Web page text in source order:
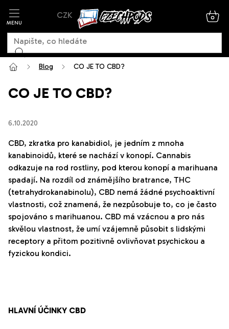
CZK
Blog CO JE TO CBD?
CO JE TO CBD?
6.10.2020
CBD, zkratka pro kanabidiol, je jedním z mnoha
kanabinoidů, které se nachází v konopí. Cannabis
odkazuje na rod rostliny, pod kterou konopí a marihuana
spadají. Na rozdíl od známějšího bratrance, THC
(tetrahydrokanabinolu), CBD nemá žádné psychoaktivní
vlastnosti, což znamená, že nezpůsobuje to, co je často
spojováno s marihuanou. CBD má vzácnou a pro nás
skvělou vlastnost, že umí vzájemně působit s lidskými
receptory a přitom pozitivně ovlivňovat psychickou a
fyzickou kondici.
HLAVNÍ ÚČINKY CBD